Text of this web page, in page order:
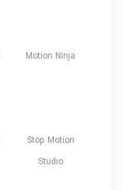
Motion Ninja
Stop Motion
Studio